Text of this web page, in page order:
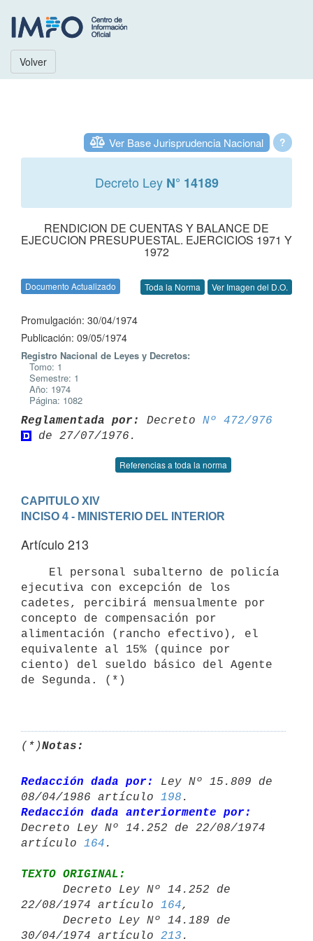
Volver
?
Ver Base Jurisprudencia Nacional
Decreto Ley N° 14189
RENDICION DE CUENTAS Y BALANCE DE
EJECUCION PRESUPUESTAL. EJERCICIOS 1971 Y
1972
Documento Actualizado Toda la Norma Ver Imagen del D.O.
Promulgación: 30/04/1974
Publicación: 09/05/1974
Registro Nacional de Leyes y Decretos:
Tomo: 1
Semestre: 1
Año: 1974
Página: 1082
Reglamentada por: Decreto Nº 472/976
Referencias a toda la norma
CAPITULO XIV
INCISO 4 - MINISTERIO DEL INTERIOR
Artículo 213
ejecutiva con excepción de los
cadetes, percibirá mensualmente por
concepto de compensación por
alimentación (rancho efectivo), el
equivalente al 15% (quince por
ciento) del sueldo básico del Agente
de Segunda. (*)
(*)Notas:
Redacción dada por:
Ley Nº 15.809 de
08/04/1986 artículo 198
Redacción dada anteriormente por:
Decreto Ley Nº 14.252 de 22/08/1974
artículo 164
TEXTO ORIGINAL:
22/08/1974 artículo 164,
30/04/1974 artículo 213